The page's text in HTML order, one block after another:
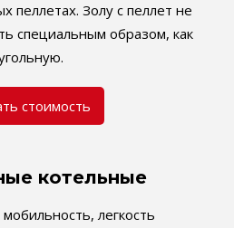
пеллетах. Золу с пеллет не
специальным образом, как
стоимость
котельные
легкость